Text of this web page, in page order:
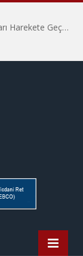
Hiroşima’nın 81. Yılında İtalyan Savaş Karşıtları Harekete Geçti: “Hatırlamak yeterli değil”